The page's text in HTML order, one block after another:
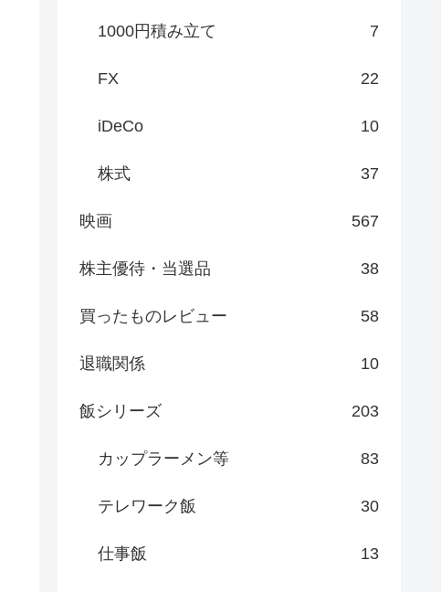
1000円積み立て 7
FX 22
iDeCo 10
株式 37
映画 567
株主優待・当選品 38
買ったものレビュー 58
退職関係 10
飯シリーズ 203
カップラーメン等 83
テレワーク飯 30
仕事飯 13